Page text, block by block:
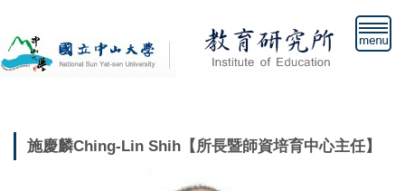
到
主
要
區
施慶麟Ching-Lin Shih【所長暨師資培育中心主任】